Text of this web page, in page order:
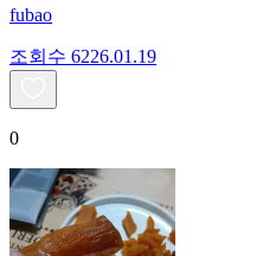
fubao
조회수 6226.01.19
0